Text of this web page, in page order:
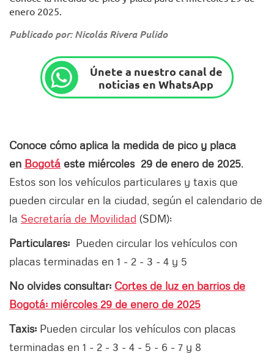
enero 2025.
Publicado por: Nicolás Rivera Pulido
Únete a nuestro canal de
noticias en WhatsApp
Conoce cómo aplica la medida de pico y placa
en Bogotá este miércoles 29 de enero de 2025.
Estos son los vehículos particulares y taxis que
pueden circular en la ciudad, según el calendario de
la Secretaría de Movilidad (SDM):
Particulares: Pueden circular los vehículos con
placas terminadas en 1 - 2 - 3 - 4 y 5
No olvides consultar: Cortes de luz en barrios de
Bogotá: miércoles 29 de enero de 2025
Taxis: Pueden circular los vehículos con placas
terminadas en 1 - 2 - 3 - 4 - 5 - 6 - 7 y 8